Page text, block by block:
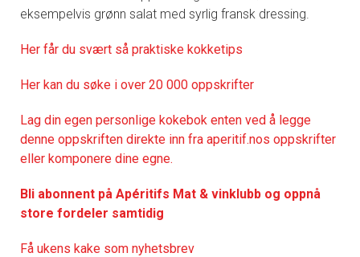
eksempelvis grønn salat med syrlig fransk dressing.
Her får du svært så praktiske kokketips
Her kan du søke i over 20 000 oppskrifter
Lag din egen personlige kokebok enten ved å legge
denne oppskriften direkte inn fra aperitif.nos oppskrifter
eller komponere dine egne.
Bli abonnent på Apéritifs Mat & vinklubb og oppnå
store fordeler samtidig
Få ukens kake som nyhetsbrev